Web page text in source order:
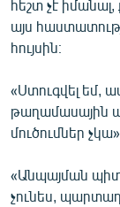
հեշտ չէ
այս
հույսին։
«Ստուգվել եմ,
թաղամասային
մուծումներ
«Անպայման
չունես,